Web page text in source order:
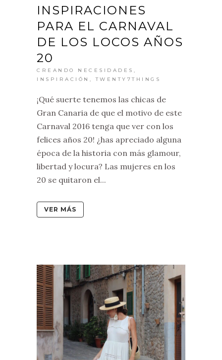
INSPIRACIONES
PARA EL CARNAVAL
DE LOS LOCOS AÑOS
20
CREANDO NECESIDADES ,
INSPIRACIÓN ,TWENTY7THINGS
¡Qué suerte tenemos las chicas de
Gran Canaria de que el motivo de este
Carnaval 2016 tenga que ver con los
felices años 20! ¿has apreciado alguna
época de la historia con más glamour,
libertad y locura? Las mujeres en los
20 se quitaron el...
VER MÁS